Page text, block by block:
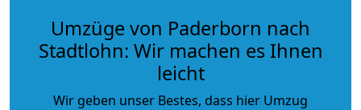
Umzüge von Paderborn nach
Stadtlohn: Wir machen es Ihnen
leicht
Wir geben unser Bestes, dass hier Umzug